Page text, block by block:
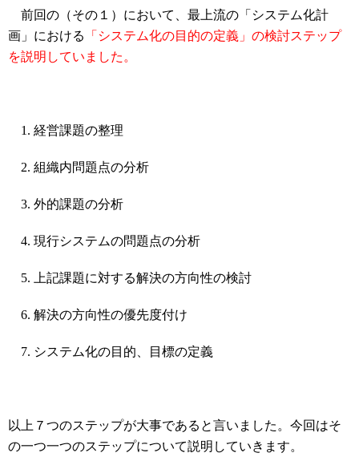
前回の（その１）において、最上流の「システム化計
画」における
「システム化の目的の定義」の検討ステップ
を説明していました。
経営課題の整理
組織内問題点の分析
外的課題の分析
現行システムの問題点の分析
上記課題に対する解決の方向性の検討
解決の方向性の優先度付け
システム化の目的、目標の定義
以上７つのステップが大事であると言いました。今回はそ
の一つ一つのステップについて説明していきます。